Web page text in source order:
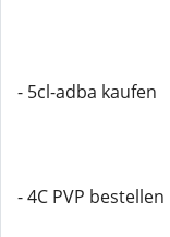
- 5cl-adba kaufen
- 4C PVP bestellen